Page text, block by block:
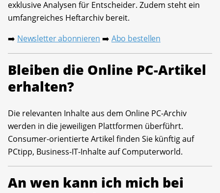
exklusive Analysen für Entscheider. Zudem steht ein
umfangreiches Heftarchiv bereit.
➡️ Newsletter abonnieren ➡️ Abo bestellen
Bleiben die Online PC-Artikel
erhalten?
Die relevanten Inhalte aus dem Online PC-Archiv
werden in die jeweiligen Plattformen überführt.
Consumer-orientierte Artikel finden Sie künftig auf
PCtipp, Business-IT-Inhalte auf Computerworld.
An wen kann ich mich bei